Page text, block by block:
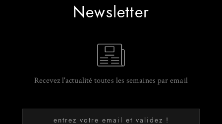
Newsletter
Recevez l'actualité toutes les semaines par email